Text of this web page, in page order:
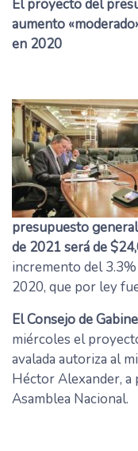
El proyecto del
aumento
en 2020
presupuesto
de 2021 será de
incremento del
2020, que por ley
El Consejo de
miércoles el
avalada autoriza al
Héctor Alexander, a
Asamblea Nacional.